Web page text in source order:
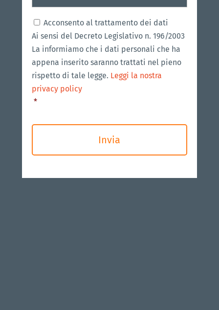
Consenso *
Acconsento al trattamento dei dati
Ai sensi del Decreto Legislativo n. 196/2003
La informiamo che i dati personali che ha
appena inserito saranno trattati nel pieno
rispetto di tale legge. Leggi la nostra
privacy policy
*